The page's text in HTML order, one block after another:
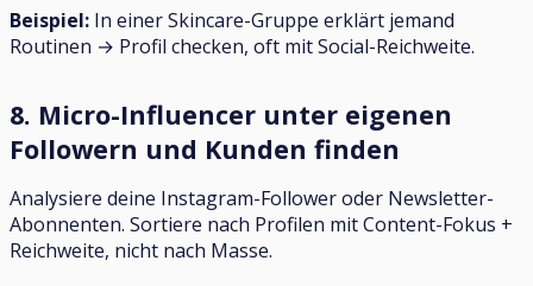
Beispiel: In einer Skincare-Gruppe erklärt jemand
Routinen → Profil checken, oft mit Social-Reichweite.
8. Micro-Influencer unter eigenen
Followern und Kunden finden
Analysiere deine Instagram-Follower oder Newsletter-
Abonnenten. Sortiere nach Profilen mit Content-Fokus +
Reichweite, nicht nach Masse.